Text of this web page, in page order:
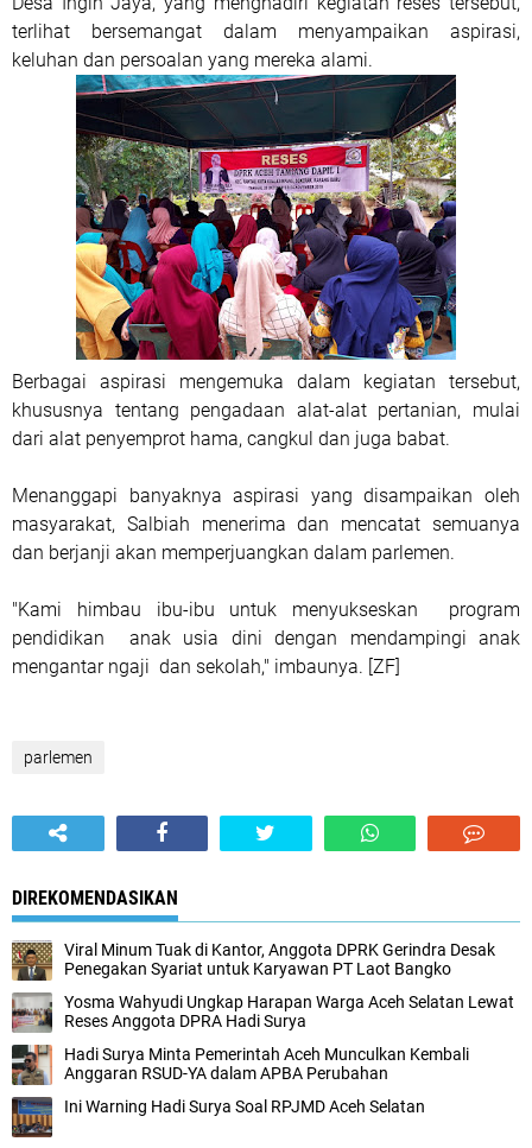
terlihat bersemangat dalam menyampaikan aspirasi,
keluhan dan persoalan yang mereka alami.
Berbagai aspirasi mengemuka dalam kegiatan tersebut,
khususnya tentang pengadaan alat-alat pertanian, mulai
dari alat penyemprot hama, cangkul dan juga babat.
Menanggapi banyaknya aspirasi yang disampaikan oleh
masyarakat, Salbiah menerima dan mencatat semuanya
dan berjanji akan memperjuangkan dalam parlemen.
"Kami himbau ibu-ibu untuk menyukseskan program
pendidikan anak usia dini dengan mendampingi anak
mengantar ngaji dan sekolah," imbaunya. [ZF]
parlemen
DIREKOMENDASIKAN
Viral Minum Tuak di Kantor, Anggota DPRK Gerindra Desak
Penegakan Syariat untuk Karyawan PT Laot Bangko
Yosma Wahyudi Ungkap Harapan Warga Aceh Selatan Lewat
Reses Anggota DPRA Hadi Surya
Hadi Surya Minta Pemerintah Aceh Munculkan Kembali
Anggaran RSUD-YA dalam APBA Perubahan
Ini Warning Hadi Surya Soal RPJMD Aceh Selatan